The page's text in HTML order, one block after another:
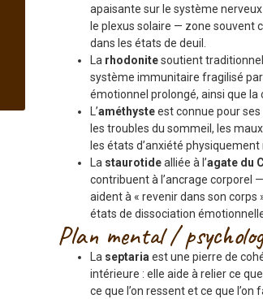
apaisante sur le système
le plexus solaire — zone souvent
dans les états de deuil.
La rhodonitesoutient
système immunitaire fragilisé
émotionnel prolongé, ainsi que la
L’améthysteest connue pour
les troubles du sommeil, les
les états d’anxiété physiquement
La staurotidealliée à l’agate du
contribuent à l’ancrage corporel
aident à « revenir dans son corps
états de dissociation
Plan mental /
La septaria est une pierre de
intérieure : elle aide à relier ce que
ce que l’on ressent et ce que l’on